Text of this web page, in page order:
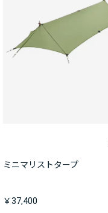
ミニマリストタープ
￥37,400